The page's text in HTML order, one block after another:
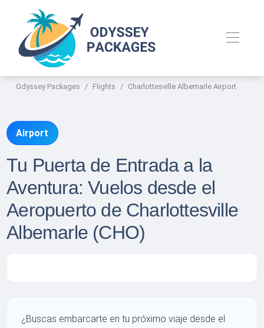
Odyssey Packages Flights Charlottesville Albemarle Airport
Airport
Tu Puerta de Entrada a la
Aventura: Vuelos desde el
Aeropuerto de Charlottesville
Albemarle (CHO)
¿Buscas embarcarte en tu próximo viaje desde el